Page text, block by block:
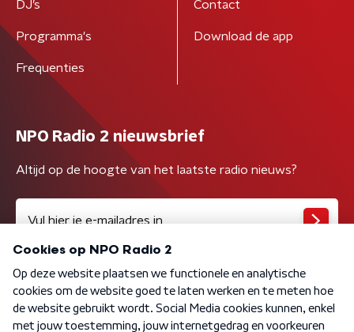
DJ’s
Programma's
Frequenties
Contact
Download de app
NPO Radio 2 nieuwsbrief
Altijd op de hoogte van het laatste radio nieuws?
Algemene voorwaarden